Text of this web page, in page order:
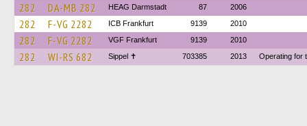
282 DA-MB 282 HEAG Darmstadt 87 2006
282 F-VG 2282 ICB Frankfurt 9139 2010
282 F-VG 2282 VGF Frankfurt 9139 2010
282 WI-RS 682 Sippel ✝︎ 703385 2013 Operating